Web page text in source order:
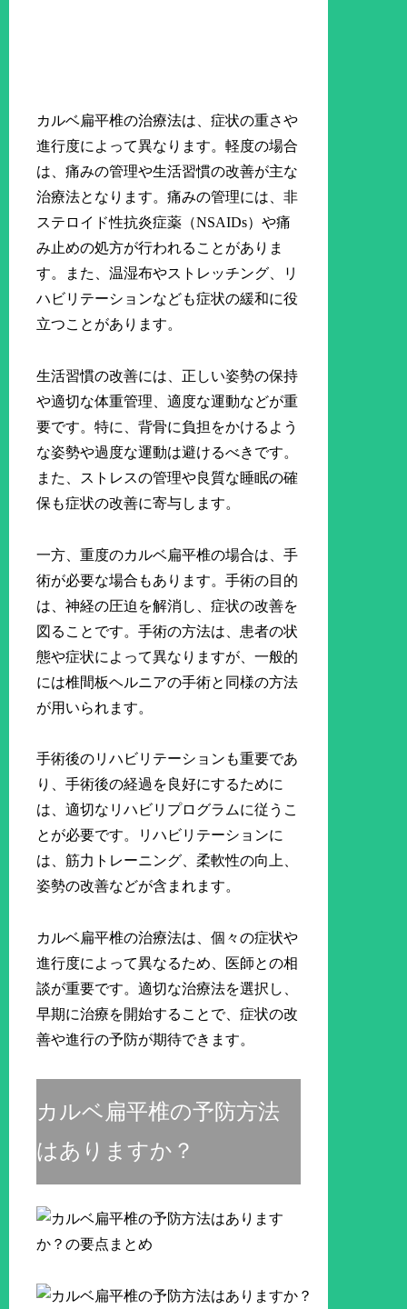
カルベ扁平椎の治療法は、症状の重さや
進行度によって異なります。軽度の場合
は、痛みの管理や生活習慣の改善が主な
治療法となります。痛みの管理には、非
ステロイド性抗炎症薬（NSAIDs）や痛
み止めの処方が行われることがありま
す。また、温湿布やストレッチング、リ
ハビリテーションなども症状の緩和に役
立つことがあります。
生活習慣の改善には、正しい姿勢の保持
や適切な体重管理、適度な運動などが重
要です。特に、背骨に負担をかけるよう
な姿勢や過度な運動は避けるべきです。
また、ストレスの管理や良質な睡眠の確
保も症状の改善に寄与します。
一方、重度のカルベ扁平椎の場合は、手
術が必要な場合もあります。手術の目的
は、神経の圧迫を解消し、症状の改善を
図ることです。手術の方法は、患者の状
態や症状によって異なりますが、一般的
には椎間板ヘルニアの手術と同様の方法
が用いられます。
手術後のリハビリテーションも重要であ
り、手術後の経過を良好にするために
は、適切なリハビリプログラムに従うこ
とが必要です。リハビリテーションに
は、筋力トレーニング、柔軟性の向上、
姿勢の改善などが含まれます。
カルベ扁平椎の治療法は、個々の症状や
進行度によって異なるため、医師との相
談が重要です。適切な治療法を選択し、
早期に治療を開始することで、症状の改
善や進行の予防が期待できます。
カルベ扁平椎の予防方法
はありますか？